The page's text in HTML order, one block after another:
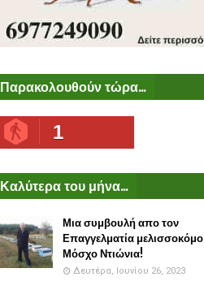
Παρακολουθούν τώρα...
1
Καλύτερα του μήνα...
Μια συμβουλή απο τον
Επαγγελματία μελισσοκόμο
Μόσχο Ντιώνια!
Δευτέρα, Ιουνίου 26, 2023